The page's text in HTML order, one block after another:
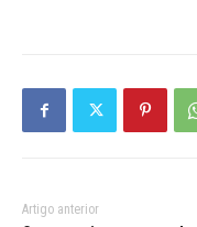
Artigo anterior